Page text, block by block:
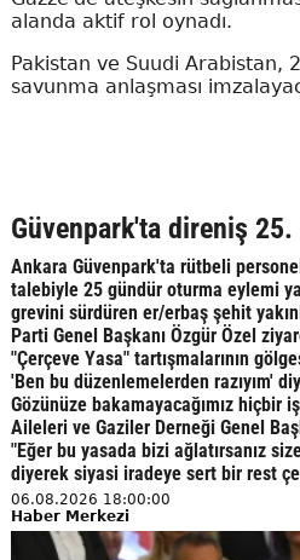
alanda aktif rol oynadı.
Pakistan ve Suudi Arabistan,
savunma anlaşması
Güvenpark'ta direniş 25.
Ankara Güvenpark'ta rütbeli
talebiyle 25 gündür oturma eylemi
grevini sürdüren er/erbaş şehit
Parti Genel Başkanı Özgür Özel
"Çerçeve Yasa" tartışmalarının
'Ben bu düzenlemelerden razıyım'
Gözünüze bakamayacağımız hiçbir
Aileleri ve Gaziler Derneği Genel
"Eğer bu yasada bizi ağlatırsanız
diyerek siyasi iradeye sert bir rest
06.08.2026 18:00:00
Haber Merkezi